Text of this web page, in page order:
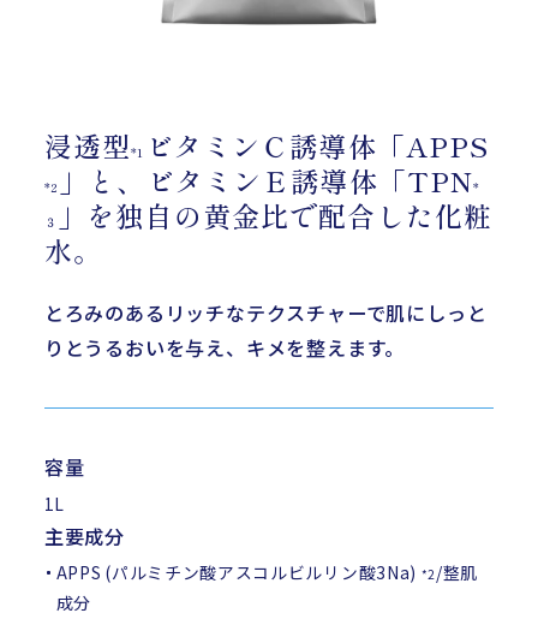
浸透型*1 ビタミンＣ誘導体「APPS
*2 」と、ビタミンＥ誘導体「TPN*
３
」を独自の黄金比で配合した化粧
水。
とろみのあるリッチなテクスチャーで肌にしっと
りとうるおいを与え、キメを整えます。
容量
1L
主要成分
APPS (パルミチン酸アスコルビルリン酸3Na) *2/整肌
成分